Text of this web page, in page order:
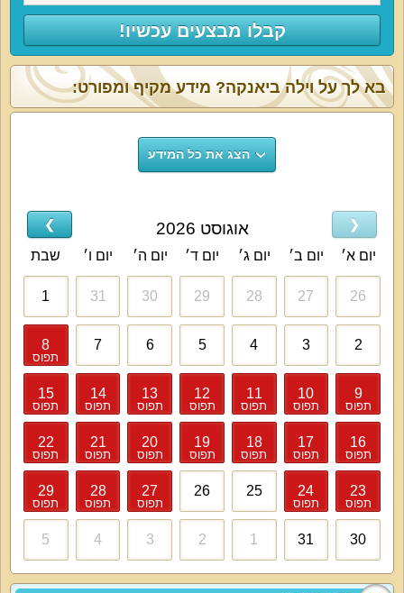
קבלו מבצעים עכשיו!
בא לך על וילה ביאנקה? מידע מקיף ומפורט:
הצג את כל המידע
אוגוסט 2026
יום א׳ יום ב׳ יום ג׳ יום ד׳ יום ה׳ יום ו׳ שבת
26
27
28
29
30
31
1
2
3
4
5
6
7
8
תפוס
9
תפוס
10
תפוס
11
תפוס
12
תפוס
13
תפוס
14
תפוס
15
תפוס
16
תפוס
17
תפוס
18
תפוס
19
תפוס
20
תפוס
21
תפוס
22
תפוס
23
תפוס
24
תפוס
25
26
27
תפוס
28
תפוס
29
תפוס
30
31
1
2
3
4
5
❯ ❮